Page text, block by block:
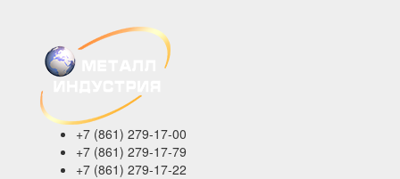
+7 (861) 279-17-00
+7 (861) 279-17-79
+7 (861) 279-17-22